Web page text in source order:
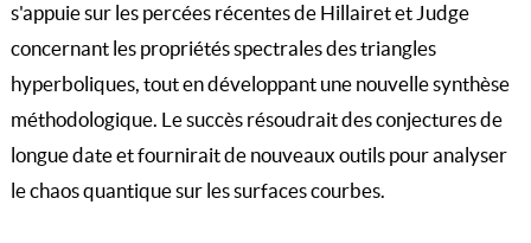
s'appuie sur les percées récentes de Hillairet et Judge
concernant les propriétés spectrales des triangles
hyperboliques, tout en développant une nouvelle synthèse
méthodologique. Le succès résoudrait des conjectures de
longue date et fournirait de nouveaux outils pour analyser
le chaos quantique sur les surfaces courbes.